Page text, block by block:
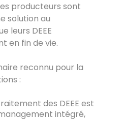
producteurs sont
solution au
leurs DEEE
en fin de vie.
reconnu pour la
:
des DEEE est
intégré,